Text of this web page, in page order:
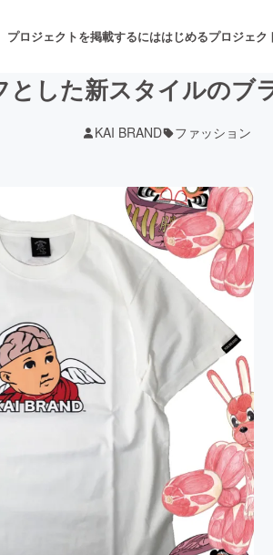
プロジェクトを掲載するにははじめるプロジェク
舞台・
ム・サービス開発 フード
・雑誌出版 アニメ
レンジ ビュ
CAMPFIRE for Social GoodCAMPFIRE
CAMPFIREふるさと納税machi-yaコミュ
とした新スタイルのブ
KAI BRAND ファッション